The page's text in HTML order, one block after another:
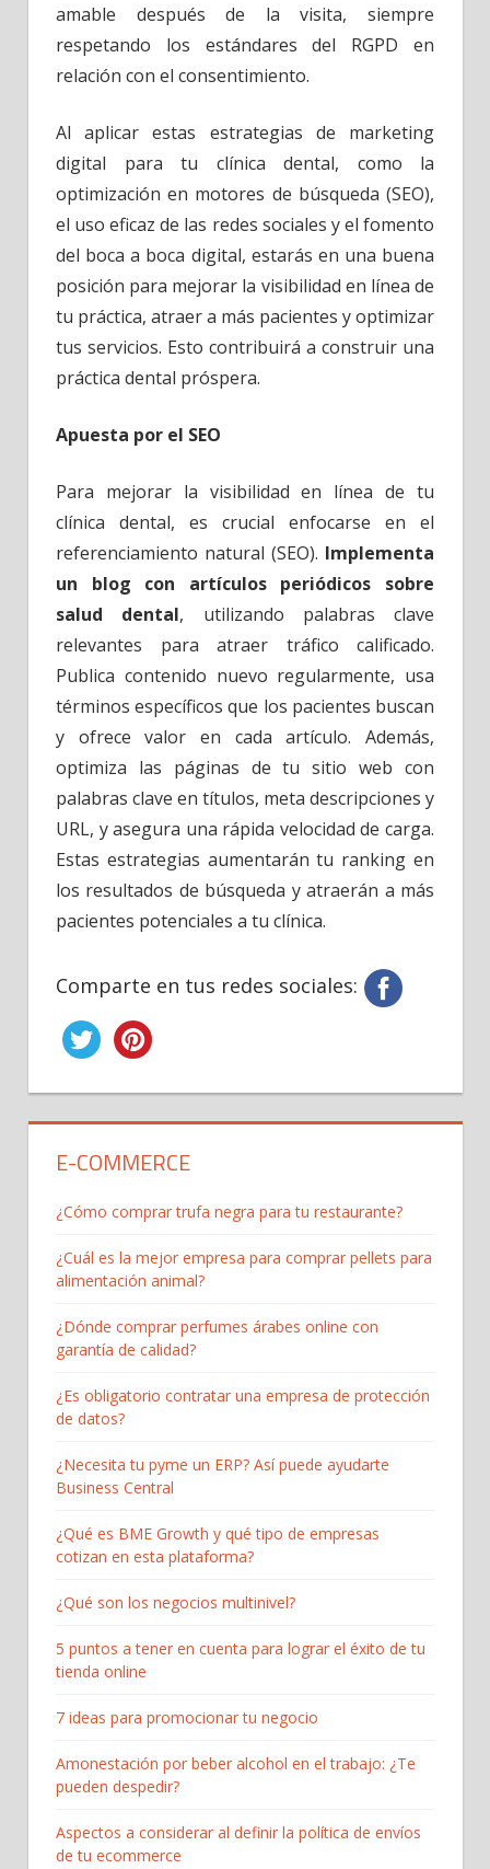
amable después de la visita, siempre
respetando los estándares del RGPD en
relación con el consentimiento.
Al aplicar estas estrategias de marketing
digital para tu clínica dental, como la
optimización en motores de búsqueda (SEO),
el uso eficaz de las redes sociales y el fomento
del boca a boca digital, estarás en una buena
posición para mejorar la visibilidad en línea de
tu práctica, atraer a más pacientes y optimizar
tus servicios. Esto contribuirá a construir una
práctica dental próspera.
Apuesta por el SEO
Para mejorar la visibilidad en línea de tu
clínica dental, es crucial enfocarse en el
referenciamiento natural (SEO). Implementa
un blog con artículos periódicos sobre
salud dental, utilizando palabras clave
relevantes para atraer tráfico calificado.
Publica contenido nuevo regularmente, usa
términos específicos que los pacientes buscan
y ofrece valor en cada artículo. Además,
optimiza las páginas de tu sitio web con
palabras clave en títulos, meta descripciones y
URL, y asegura una rápida velocidad de carga.
Estas estrategias aumentarán tu ranking en
los resultados de búsqueda y atraerán a más
pacientes potenciales a tu clínica.
Comparte en tus redes sociales:
E-COMMERCE
¿Cómo comprar trufa negra para tu restaurante?
¿Cuál es la mejor empresa para comprar pellets para
alimentación animal?
¿Dónde comprar perfumes árabes online con
garantía de calidad?
¿Es obligatorio contratar una empresa de protección
de datos?
¿Necesita tu pyme un ERP? Así puede ayudarte
Business Central
¿Qué es BME Growth y qué tipo de empresas
cotizan en esta plataforma?
¿Qué son los negocios multinivel?
5 puntos a tener en cuenta para lograr el éxito de tu
tienda online
7 ideas para promocionar tu negocio
Amonestación por beber alcohol en el trabajo: ¿Te
pueden despedir?
Aspectos a considerar al definir la política de envíos
de tu ecommerce